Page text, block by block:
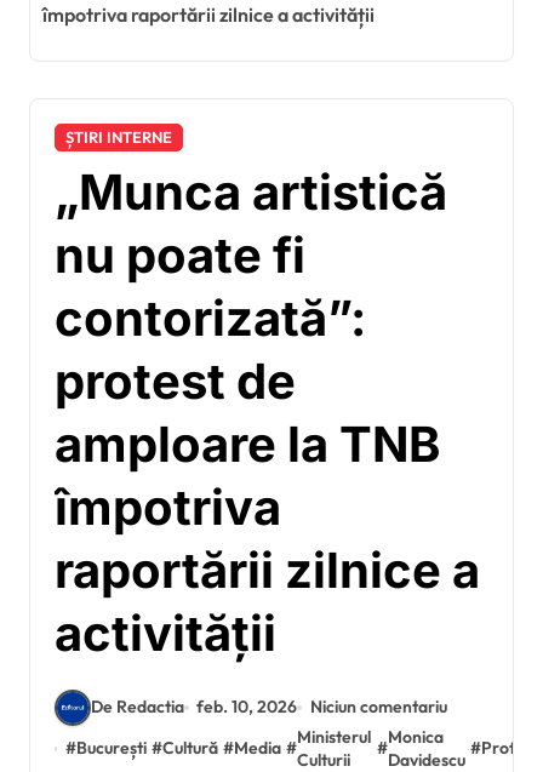
împotriva raportării zilnice a activității
ȘTIRI INTERNE
„Munca artistică
nu poate fi
contorizată”:
protest de
amploare la TNB
împotriva
raportării zilnice a
activității
De Redactia feb. 10, 2026
Niciun comentariu
#București #Cultură #Media #
Ministerul
Culturii
#
Monica
Davidescu
#Protest